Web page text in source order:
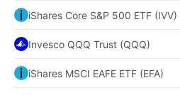
iShares Core S&P 500 ETF (IVV)
Invesco QQQ Trust (QQQ)
iShares MSCI EAFE ETF (EFA)